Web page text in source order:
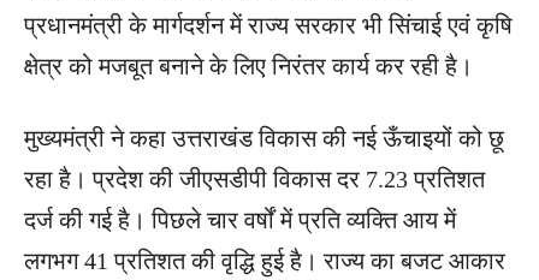
प्रधानमंत्री के मार्गदर्शन में राज्य सरकार भी सिंचाई एवं कृषि
क्षेत्र को मजबूत बनाने के लिए निरंतर कार्य कर रही है।
मुख्यमंत्री ने कहा उत्तराखंड विकास की नई ऊँचाइयों को छू
रहा है। प्रदेश की जीएसडीपी विकास दर 7.23 प्रतिशत
दर्ज की गई है। पिछले चार वर्षों में प्रति व्यक्ति आय में
लगभग 41 प्रतिशत की वृद्धि हुई है। राज्य का बजट आकार